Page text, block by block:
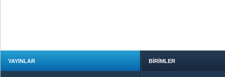
YAYINLAR BİRİMLER